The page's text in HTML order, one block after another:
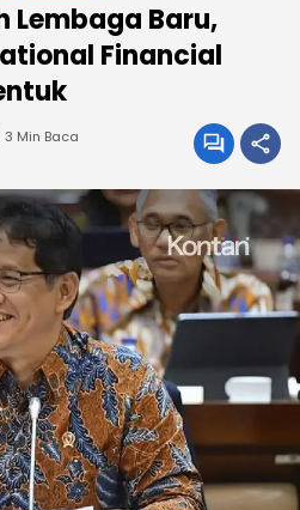
Lembaga Baru,
Financial
3 Min Baca